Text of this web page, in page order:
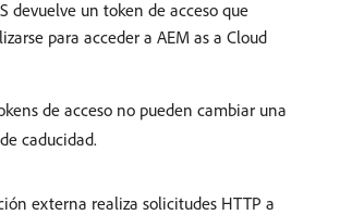
devuelve un token de acceso que
para acceder a AEM as a Cloud
de acceso no pueden cambiar una
caducidad.
externa realiza solicitudes HTTP a